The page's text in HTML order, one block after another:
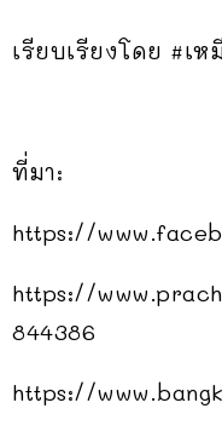
เรียบเรียงโดย #เห
ที่มา:
https://
https://
844386
https://